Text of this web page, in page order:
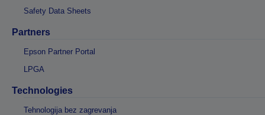
Safety Data Sheets
Partners
Epson Partner Portal
LPGA
Technologies
Tehnologija bez zagrevanja